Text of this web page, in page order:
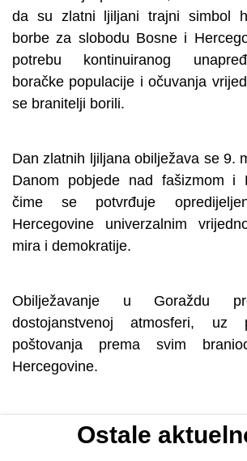
da su zlatni ljiljani trajni simbol
borbe za slobodu Bosne i
potrebu kontinuiranog
boračke populacije i očuvanja
se branitelji borili.
Dan zlatnih ljiljana obilježava se 9.
Danom pobjede nad fašizmom i
čime se potvrđuje
Hercegovine univerzalnim
mira i demokratije.
Obilježavanje u Goraždu
dostojanstvenoj atmosferi, uz
poštovanja prema svim
Hercegovine.
Ostale